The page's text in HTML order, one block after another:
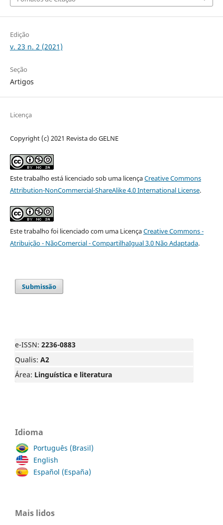
Edição
v. 23 n. 2 (2021)
Seção
Artigos
Licença
Copyright (c) 2021 Revista do GELNE
Este trabalho está licenciado sob uma licençaCreative Commons
Attribution-NonCommercial-ShareAlike 4.0 International License.
Este trabalho foi licenciado com uma LicençaCreative Commons -
Atribuição - NãoComercial - CompartilhaIgual 3.0 Não Adaptada.
Submissão
e-ISSN: 2236-0883
Qualis: A2
Área: Linguística e literatura
Idioma
Português (Brasil)
English
Español (España)
Mais lidos